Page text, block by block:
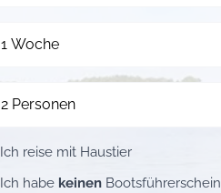
1 Woche
2 Personen
Ich reise mit Haustier
Ich habe keinen Bootsführerschein